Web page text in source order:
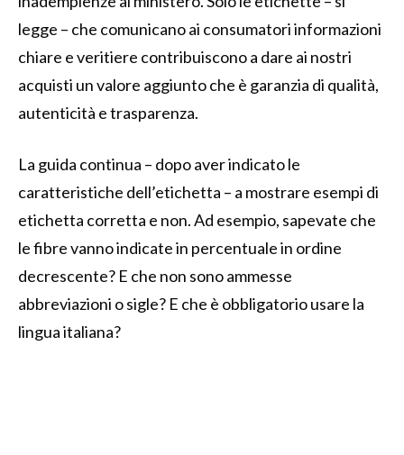
legge – che comunicano ai consumatori informazioni
chiare e veritiere contribuiscono a dare ai nostri
acquisti un valore aggiunto che è garanzia di qualità,
autenticità e trasparenza.
La guida continua – dopo aver indicato le
caratteristiche dell’etichetta – a mostrare esempi di
etichetta corretta e non. Ad esempio, sapevate che
le fibre vanno indicate in percentuale in ordine
decrescente? E che non sono ammesse
abbreviazioni o sigle? E che è obbligatorio usare la
lingua italiana?